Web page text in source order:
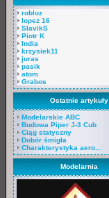
robloz
lopez 16
SlavikS
Piotr K
India
krzysiek11
juras
pasik
atom
Grabos
Ostatnie artykuły
Modelarskie ABC
Budowa Piper J-3 Cub
Ciąg statyczny
Dobór śmigła
Charakterystyka aero...
Modelarnia